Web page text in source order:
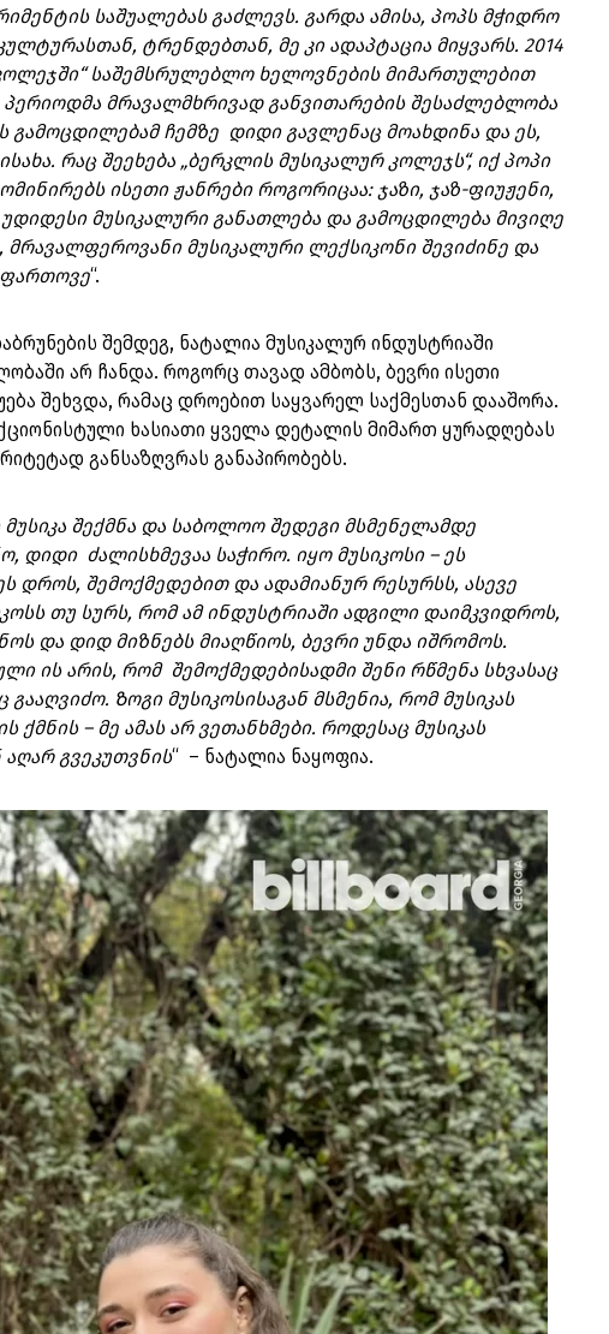
საშუალებას გაძლევს. გარდა ამისა, პოპს მჭიდრო
ტრენდებთან, მე კი ადაპტაცია მიყვარს. 2014
საშემსრულებლო ხელოვნების მიმართულებით
პერიოდმა მრავალმხრივად განვითარების შესაძლებლობა
გამოცდილებამ ჩემზე დიდი გავლენაც მოახდინა და ეს,
რაც შეეხება „ბერკლის მუსიკალურ კოლეჯს“, იქ პოპი
ისეთი ჟანრები როგორიცაა: ჯაზი, ჯაზ-ფიუჟენი,
უდიდესი მუსიკალური განათლება და გამოცდილება მივიღე
მრავალფეროვანი მუსიკალური ლექსიკონი შევიძინე და
“.
შემდეგ, ნატალია მუსიკალურ ინდუსტრიაში
არ ჩანდა. როგორც თავად ამბობს, ბევრი ისეთი
შეხვდა, რამაც დროებით საყვარელ საქმესთან დააშორა.
ხასიათი ყველა დეტალის მიმართ ყურადღებას
განსაზღვრას განაპირობებს.
მუსიკა შექმნა და საბოლოო შედეგი მსმენელამდე
დიდი ძალისხმევაა საჭირო. იყო მუსიკოსი – ეს
დროს, შემოქმედებით და ადამიანურ რესურსს, ასევე
თუ სურს, რომ ამ ინდუსტრიაში ადგილი დაიმკვიდროს,
და დიდ მიზნებს მიაღწიოს, ბევრი უნდა იშრომოს.
ის არის, რომ შემოქმედებისადმი შენი რწმენა სხვასაც
გააღვიძო. Ზოგი მუსიკოსისაგან მსმენია, რომ მუსიკას
– მე ამას არ ვეთანხმები. როდესაც მუსიკას
გვეკუთვნის“ – ნატალია ნაყოფია.